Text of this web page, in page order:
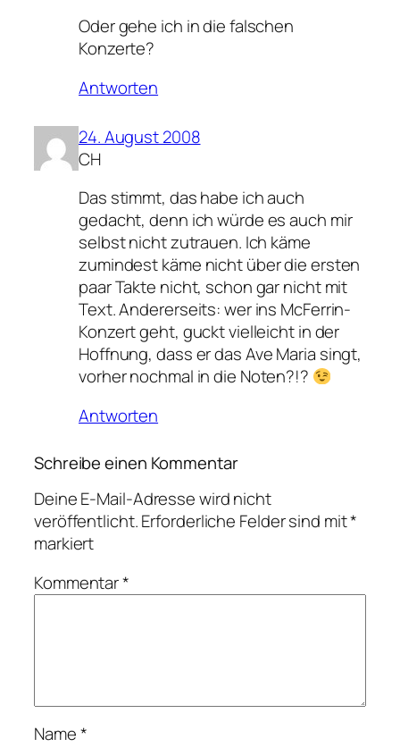
Oder gehe ich in die falschen
Konzerte?
Antworten
24. August 2008
CH
Das stimmt, das habe ich auch
gedacht, denn ich würde es auch mir
selbst nicht zutrauen. Ich käme
zumindest käme nicht über die ersten
paar Takte nicht, schon gar nicht mit
Text. Andererseits: wer ins McFerrin-
Konzert geht, guckt vielleicht in der
Hoffnung, dass er das Ave Maria singt,
vorher nochmal in die Noten?!?
Antworten
Schreibe einen Kommentar
Deine E-Mail-Adresse wird nicht
veröffentlicht.Erforderliche Felder sind mit*
markiert
Kommentar*
Name*